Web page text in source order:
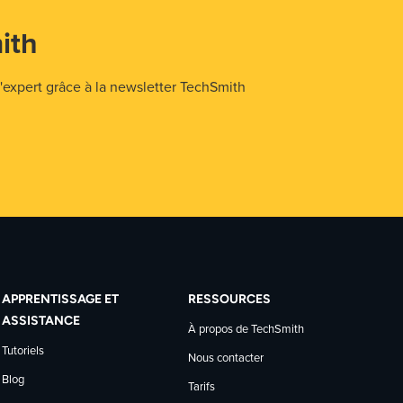
grâce à la newsletter TechSmith
APPRENTISSAGE ET
ASSISTANCE
Tutoriels
Blog
RESSOURCES
À propos de TechSmith
Nous contacter
Tarifs